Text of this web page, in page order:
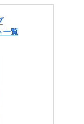
一覧